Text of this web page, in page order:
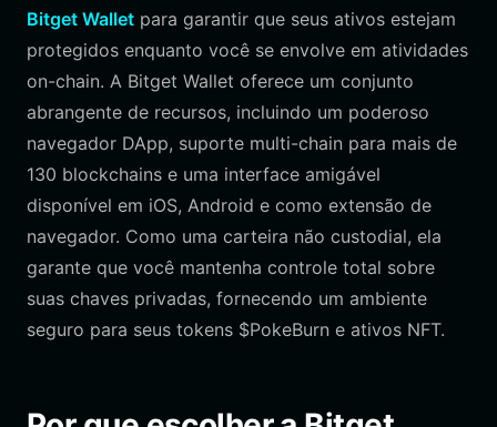
Bitget Wallet para garantir que seus ativos estejam
protegidos enquanto você se envolve em atividades
on-chain. A Bitget Wallet oferece um conjunto
abrangente de recursos, incluindo um poderoso
navegador DApp, suporte multi-chain para mais de
130 blockchains e uma interface amigável
disponível em iOS, Android e como extensão de
navegador. Como uma carteira não custodial, ela
garante que você mantenha controle total sobre
suas chaves privadas, fornecendo um ambiente
seguro para seus tokens $PokeBurn e ativos NFT.